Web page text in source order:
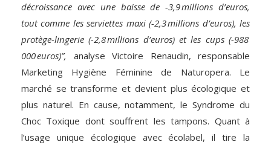
décroissance avec une baisse de -3,9 millions d’euros,
tout comme les serviettes maxi (-2,3 millions d’euros), les
protège-lingerie (-2,8 millions d’euros) et les cups (-988
000 euros)”, analyse Victoire Renaudin, responsable
Marketing Hygiène Féminine de Naturopera. Le
marché se transforme et devient plus écologique et
plus naturel. En cause, notamment, le Syndrome du
Choc Toxique dont souffrent les tampons. Quant à
l’usage unique écologique avec écolabel, il tire la